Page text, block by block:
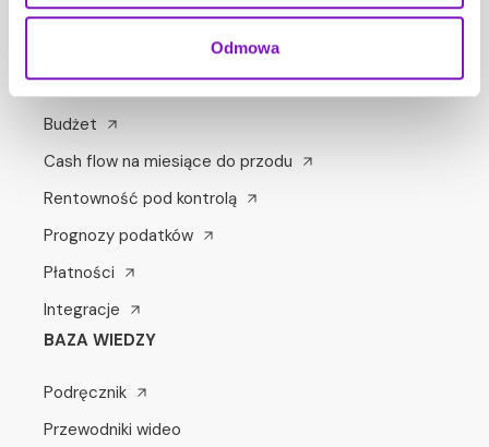
Odmowa
FUNKCJE
Budżet
Cash flow na miesiące do przodu
Rentowność pod kontrolą
Prognozy podatków
Płatności
Integracje
BAZA WIEDZY
Podręcznik
Przewodniki wideo